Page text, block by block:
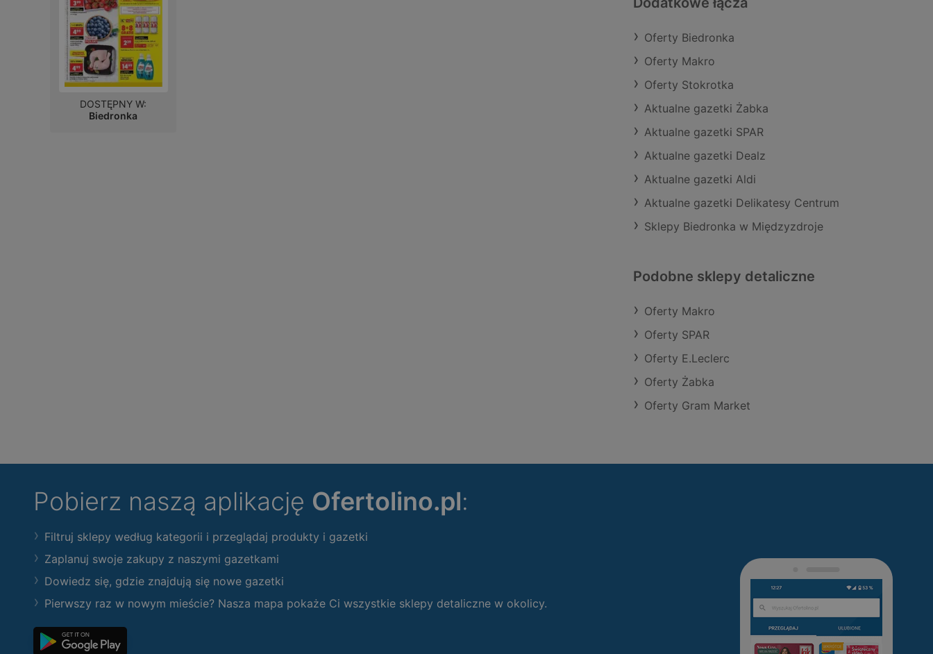
DOSTĘPNY W:
Biedronka
Oferty Biedronka
Oferty Makro
Oferty Stokrotka
Aktualne gazetki Żabka
Aktualne gazetki SPAR
Aktualne gazetki Dealz
Aktualne gazetki Aldi
Aktualne gazetki Delikatesy Centrum
Sklepy Biedronka w Międzyzdroje
Podobne sklepy detaliczne
Oferty Makro
Oferty SPAR
Oferty E.Leclerc
Oferty Żabka
Oferty Gram Market
Pobierz naszą aplikację Ofertolino.pl:
Filtruj sklepy według kategorii i przeglądaj produkty i gazetki
Zaplanuj swoje zakupy z naszymi gazetkami
Dowiedz się, gdzie znajdują się nowe gazetki
Pierwszy raz w nowym mieście? Nasza mapa pokaże Ci wszystkie sklepy detaliczne w okolicy.